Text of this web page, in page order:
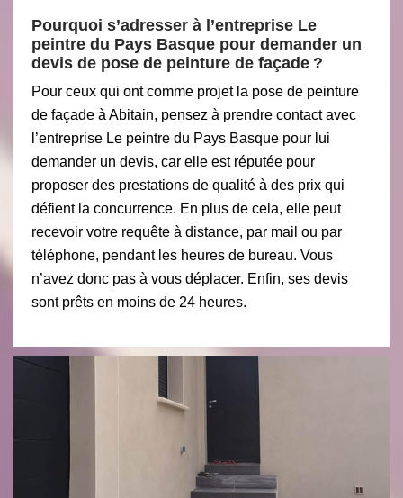
Pourquoi s’adresser à l’entreprise Le
peintre du Pays Basque pour demander un
devis de pose de peinture de façade ?
Pour ceux qui ont comme projet la pose de peinture
de façade à Abitain, pensez à prendre contact avec
l’entreprise Le peintre du Pays Basque pour lui
demander un devis, car elle est réputée pour
proposer des prestations de qualité à des prix qui
défient la concurrence. En plus de cela, elle peut
recevoir votre requête à distance, par mail ou par
téléphone, pendant les heures de bureau. Vous
n’avez donc pas à vous déplacer. Enfin, ses devis
sont prêts en moins de 24 heures.